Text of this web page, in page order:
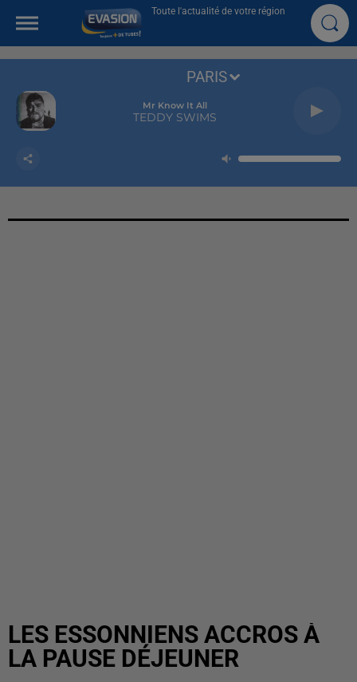
Toute l'actualité de votre région
Mr Know It All
TEDDY SWIMS
PARIS
LES ESSONNIENS ACCROS À
LA PAUSE DÉJEUNER